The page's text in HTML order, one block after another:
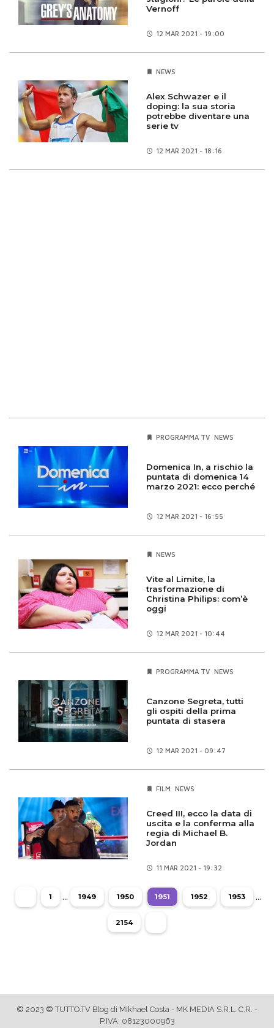
Vernoff
12 MAR 2021 - 19:00
NEWS
Alex Schwazer e il
doping: la sua storia
potrebbe diventare una
serie tv
12 MAR 2021 - 18:16
PROGRAMMA TV NEWS
Domenica In, a rischio la
puntata di domenica 14
marzo 2021: ecco perché
12 MAR 2021 - 16:55
NEWS
Vite al Limite, la
trasformazione di
Christina Philips: com’è
oggi
12 MAR 2021 - 10:44
PROGRAMMA TV NEWS
Canzone Segreta, tutti
gli ospiti della prima
puntata di stasera
12 MAR 2021 - 09:47
FILM NEWS
Creed III, ecco la data di
uscita e la conferma alla
regia di Michael B.
Jordan
11 MAR 2021 - 19:32
1 ... 1949 1950 1951 1952 1953 ...
2154
© 2023 © TUTTO.TV Blog di Mikhael Costa - MK MEDIA S.R.L. C.R. -
P.IVA: 08123000963